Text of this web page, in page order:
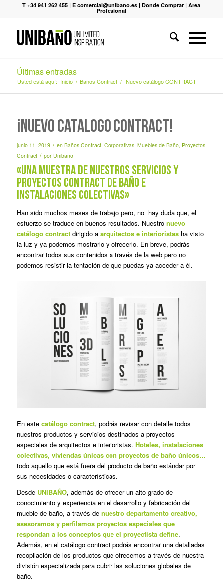
T +34 941 262 455 |E comercial@unibano.es |Donde Comprar |Area
Profesional
Últimas entradas
Usted está aquí: Inicio / Baños Contract / ¡Nuevo catálogo CONTRACT!
¡Nuevo catálogo CONTRACT!
junio 11, 2019 / en Baños Contract, Corporativas, Muebles de Baño, Proyectos
Contract / por Unibaño
«Una muestra de nuestros servicios y
proyectos contract de baño e
instalaciones colectivas»
Han sido muchos meses de trabajo pero, no hay duda que, el
esfuerzo se traduce en buenos resultados. Nuestronuevo
catálogo contractdirigido aarquitectos e interioristasha visto
la luz y ya podemos mostrarlo y ofrecerlo. En breve, podrás
encontrar todos sus contenidos a través de la web pero no
podemos resistir la tentación de que puedas ya acceder a él.
En este catálogo contract, podrás revisar con detalle todos
nuestros productos y servicios destinados a proyectos
especiales de arquitectos e interioristas. Hoteles, instalaciones
colectivas, viviendas únicas con proyectos de baño únicos…
todo aquello que está fuera del producto de baño estándar por
sus necesidades o características.
Desde UNIBAÑO, además de ofrecer un alto grado de
conocimiento y experiencia en el desarrollo y fabricación del
mueble de baño, a través de nuestro departamento creativo,
asesoramos y perfilamos proyectos especiales que
respondan a los conceptos que el proyectista define.
Además, en el catálogo contract podrás encontrar una detalladas
recopilación de los productos que ofrecemos a través de nuestra
división especializada para cubrir las soluciones globales de
baño.